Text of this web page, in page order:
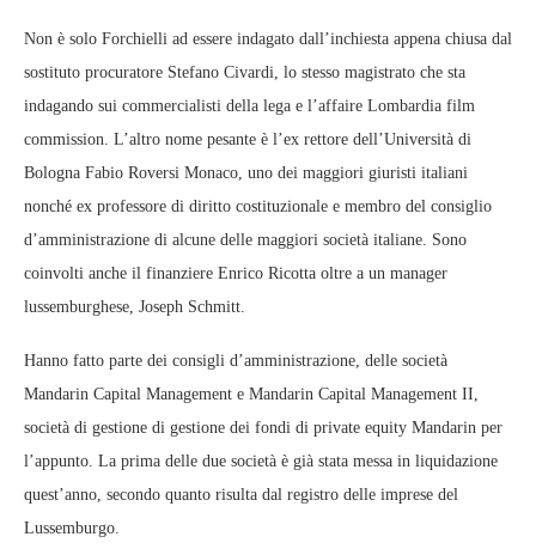
Non è solo Forchielli ad essere indagato dall’inchiesta appena chiusa dal
sostituto procuratore Stefano Civardi, lo stesso magistrato che sta
indagando sui commercialisti della lega e l’affaire Lombardia film
commission. L’altro nome pesante è l’ex rettore dell’Università di
Bologna Fabio Roversi Monaco, uno dei maggiori giuristi italiani
nonché ex professore di diritto costituzionale e membro del consiglio
d’amministrazione di alcune delle maggiori società italiane. Sono
coinvolti anche il finanziere Enrico Ricotta oltre a un manager
lussemburghese, Joseph Schmitt.
Hanno fatto parte dei consigli d’amministrazione, delle società
Mandarin Capital Management e Mandarin Capital Management II,
società di gestione di gestione dei fondi di private equity Mandarin per
l’appunto. La prima delle due società è già stata messa in liquidazione
quest’anno, secondo quanto risulta dal registro delle imprese del
Lussemburgo.